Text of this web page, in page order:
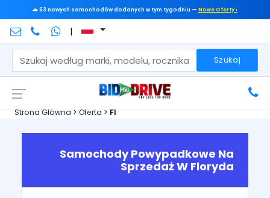
🚗 63 nowych samochodów dodanych w tym tygodniu — Nowe Oferty ›
|
Szukaj
Strona Główna > Oferta > Fl
Samochody Powypadkowe Na
Sprzedaż W Floryda